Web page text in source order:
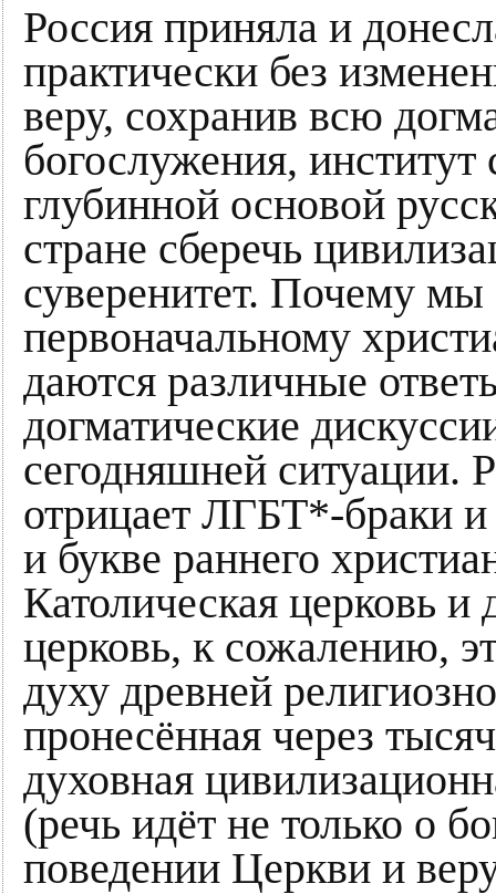
Россия приняла и
практически без
веру, сохранив всю
богослужения,
глубинной основой
стране сберечь
суверенитет. Почему мы
первоначальному
даются различные
догматические
сегодняшней ситуации.
отрицает ЛГБТ*-браки и
и букве раннего
Католическая церковь и
церковь, к сожалению,
духу древней
пронесённая через
духовная
(речь идёт не только о
поведении Церкви и